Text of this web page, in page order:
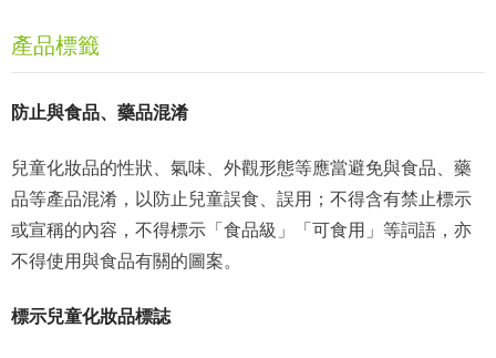
產品標籤
防止與食品、藥品混淆
兒童化妝品的性狀、氣味、外觀形態等應當避免與食品、藥
品等產品混淆，以防止兒童誤食、誤用；不得含有禁止標示
或宣稱的內容，不得標示「食品級」「可食用」等詞語，亦
不得使用與食品有關的圖案。
標示兒童化妝品標誌